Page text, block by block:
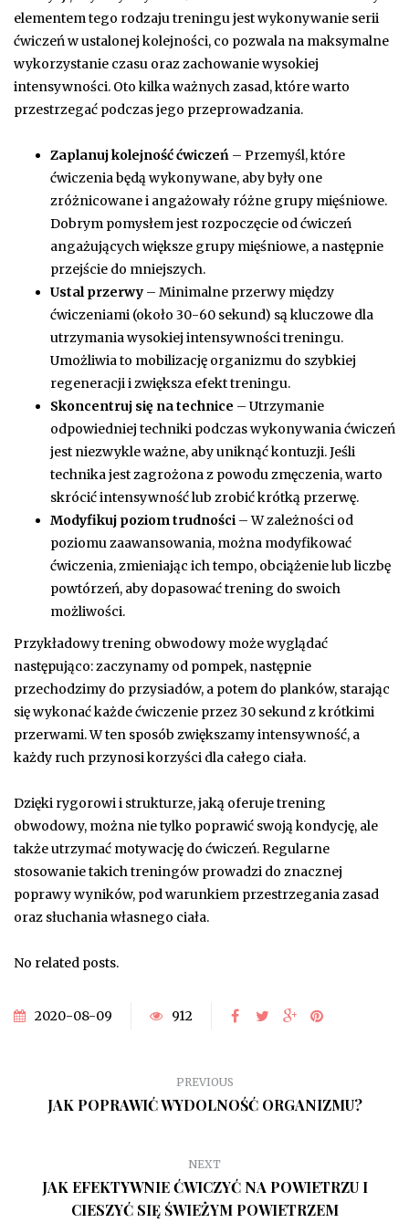
elementem tego rodzaju treningu jest wykonywanie serii
ćwiczeń w ustalonej kolejności, co pozwala na maksymalne
wykorzystanie czasu oraz zachowanie wysokiej
intensywności. Oto kilka ważnych zasad, które warto
przestrzegać podczas jego przeprowadzania.
Zaplanuj kolejność ćwiczeń – Przemyśl, które
ćwiczenia będą wykonywane, aby były one
zróżnicowane i angażowały różne grupy mięśniowe.
Dobrym pomysłem jest rozpoczęcie od ćwiczeń
angażujących większe grupy mięśniowe, a następnie
przejście do mniejszych.
Ustal przerwy – Minimalne przerwy między
ćwiczeniami (około 30-60 sekund) są kluczowe dla
utrzymania wysokiej intensywności treningu.
Umożliwia to mobilizację organizmu do szybkiej
regeneracji i zwiększa efekt treningu.
Skoncentruj się na technice – Utrzymanie
odpowiedniej techniki podczas wykonywania ćwiczeń
jest niezwykle ważne, aby uniknąć kontuzji. Jeśli
technika jest zagrożona z powodu zmęczenia, warto
skrócić intensywność lub zrobić krótką przerwę.
Modyfikuj poziom trudności – W zależności od
poziomu zaawansowania, można modyfikować
ćwiczenia, zmieniając ich tempo, obciążenie lub liczbę
powtórzeń, aby dopasować trening do swoich
możliwości.
Przykładowy trening obwodowy może wyglądać
następująco: zaczynamy od pompek, następnie
przechodzimy do przysiadów, a potem do planków, starając
się wykonać każde ćwiczenie przez 30 sekund z krótkimi
przerwami. W ten sposób zwiększamy intensywność, a
każdy ruch przynosi korzyści dla całego ciała.
Dzięki rygorowi i strukturze, jaką oferuje trening
obwodowy, można nie tylko poprawić swoją kondycję, ale
także utrzymać motywację do ćwiczeń. Regularne
stosowanie takich treningów prowadzi do znacznej
poprawy wyników, pod warunkiem przestrzegania zasad
oraz słuchania własnego ciała.
No related posts.
2020-08-09 912
PREVIOUS
JAK POPRAWIĆ WYDOLNOŚĆ ORGANIZMU?
NEXT
JAK EFEKTYWNIE ĆWICZYĆ NA POWIETRZU I
CIESZYĆ SIĘ ŚWIEŻYM POWIETRZEM